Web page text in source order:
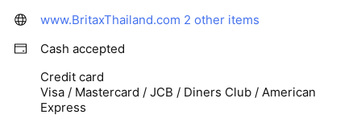
www.BritaxThailand.com 2 other items
Cash accepted
Credit card
Visa / Mastercard / JCB / Diners Club / American
Express